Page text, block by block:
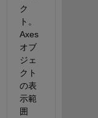
ク
ト。
Axes
オブ
ジェ
クト
の表
示範
囲